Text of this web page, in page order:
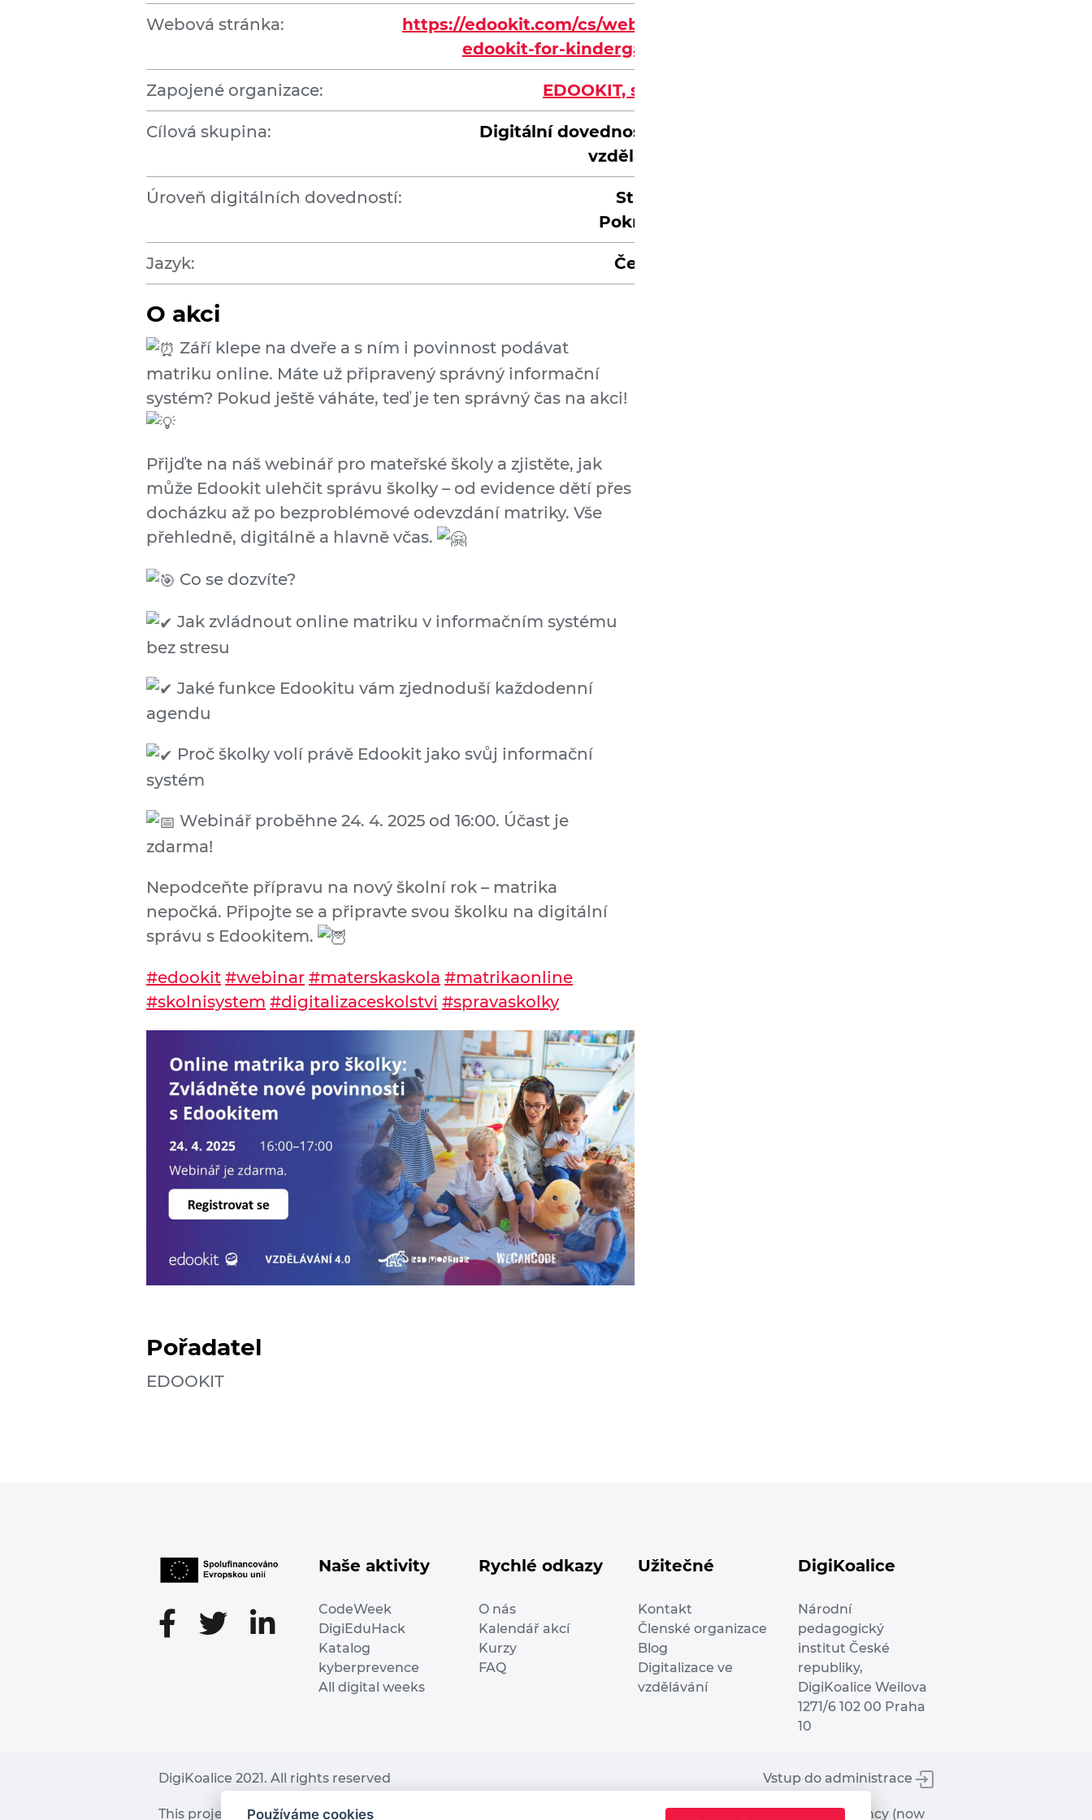
Webová stránka:
https://edookit.com/cs/webinar-
edookit-for-kindergarten
Zapojené organizace: EDOOKIT, s. r. o.
Cílová skupina:
Digitální dovednosti ve
vzdělávání
Úroveň digitálních dovedností:
Střední
Pokročilá
Jazyk: Čeština
O akci
Září klepe na dveře a s ním i povinnost podávat
matriku online. Máte už připravený správný informační
systém? Pokud ještě váháte, teď je ten správný čas na akci!
Přijďte na náš webinář pro mateřské školy a zjistěte, jak
může Edookit ulehčit správu školky – od evidence dětí přes
docházku až po bezproblémové odevzdání matriky. Vše
přehledně, digitálně a hlavně včas.
Co se dozvíte?
Jak zvládnout online matriku v informačním systému
bez stresu
Jaké funkce Edookitu vám zjednoduší každodenní
agendu
Proč školky volí právě Edookit jako svůj informační
systém
Webinář proběhne 24. 4. 2025 od 16:00. Účast je
zdarma!
Nepodceňte přípravu na nový školní rok – matrika
nepočká. Připojte se a připravte svou školku na digitální
správu s Edookitem.
#edookit #webinar #materskaskola #matrikaonline
#skolnisystem #digitalizaceskolstvi #spravaskolky
Pořadatel
EDOOKIT
Naše aktivity
CodeWeek
DigiEduHack
Katalog
kyberprevence
All digital weeks
Rychlé odkazy
O nás
Kalendář akcí
Kurzy
FAQ
Užitečné
Kontakt
Členské organizace
Blog
Digitalizace ve
vzdělávání
DigiKoalice
Národní
pedagogický
institut České
republiky,
DigiKoalice Weilova
1271/6 102 00 Praha
10
DigiKoalice 2021. All rights reserved Vstup do administrace
This project has received funding from the European Commission Innovation and Networks Executive Agency (now
Používáme cookies